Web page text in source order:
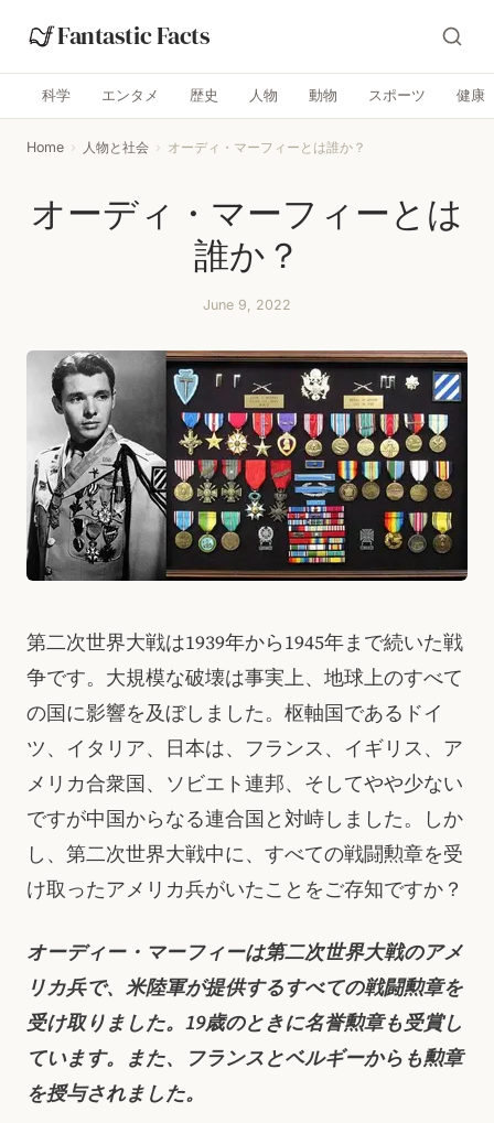
Fantastic Facts
科学 エンタメ 歴史 人物 動物 スポーツ 健康
Home › 人物と社会 › オーディ・マーフィーとは誰か？
オーディ・マーフィーとは
誰か？
June 9, 2022
第二次世界大戦は1939年から1945年まで続いた戦
争です。大規模な破壊は事実上、地球上のすべて
の国に影響を及ぼしました。枢軸国であるドイ
ツ、イタリア、日本は、フランス、イギリス、ア
メリカ合衆国、ソビエト連邦、そしてやや少ない
ですが中国からなる連合国と対峙しました。しか
し、第二次世界大戦中に、すべての戦闘勲章を受
け取ったアメリカ兵がいたことをご存知ですか？
オーディー・マーフィーは第二次世界大戦のアメ
リカ兵で、米陸軍が提供するすべての戦闘勲章を
受け取りました。19歳のときに名誉勲章も受賞し
ています。また、フランスとベルギーからも勲章
を授与されました。